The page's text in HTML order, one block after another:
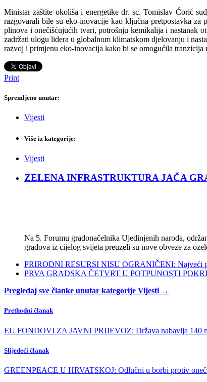
Ministar zaštite okoliša i energetike dr. sc. Tomislav Ćorić
razgovarali bile su eko-inovacije kao ključna pretpostavka
plinova i onečišćujućih tvari, potrošnju kemikalija i nastanak
zadržati ulogu lidera u globalnom klimatskom djelovanju i
razvoj i primjenu eko-inovacija kako bi se omogućila
Print
Spremljeno unutar:
Vijesti
Više iz kategorije:
Vijesti
ZELENA INFRASTRUKTURA JAČA
Na 5. Forumu gradonačelnika Ujedinjenih naroda,
gradova iz cijelog svijeta preuzeli su nove obveze za
PRIRODNI RESURSI NISU OGRANIČENI: Najveći
PRVA GRADSKA ČETVRT U POTPUNOSTI
Pregledaj sve članke unutar kategorije Vijesti →
Prethodni članak
EU FONDOVI ZA JAVNI PRIJEVOZ: Država nabavlja 140
Slijedeći članak
GREENPEACE U HRVATSKOJ: Odlučni u borbi protiv